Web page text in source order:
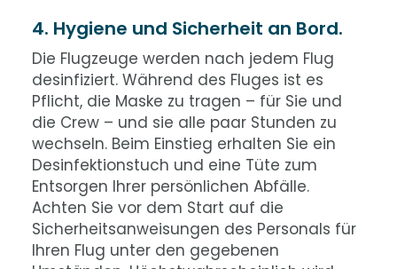
4. Hygiene und Sicherheit an Bord.
Die Flugzeuge werden nach jedem Flug
desinfiziert. Während des Fluges ist es
Pflicht, die Maske zu tragen – für Sie und
die Crew – und sie alle paar Stunden zu
wechseln. Beim Einstieg erhalten Sie ein
Desinfektionstuch und eine Tüte zum
Entsorgen Ihrer persönlichen Abfälle.
Achten Sie vor dem Start auf die
Sicherheitsanweisungen des Personals für
Ihren Flug unter den gegebenen